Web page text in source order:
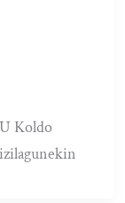
Koldo